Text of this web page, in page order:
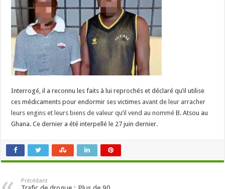
Interrogé, il a reconnu les faits à lui reprochés et déclaré qu’il utilise
ces médicaments pour endormir ses victimes avant de leur arracher
leurs engins et leurs biens de valeur qu’il vend au nommé B. Atsou au
Ghana. Ce dernier a été interpellé le 27 juin dernier.
Précédant